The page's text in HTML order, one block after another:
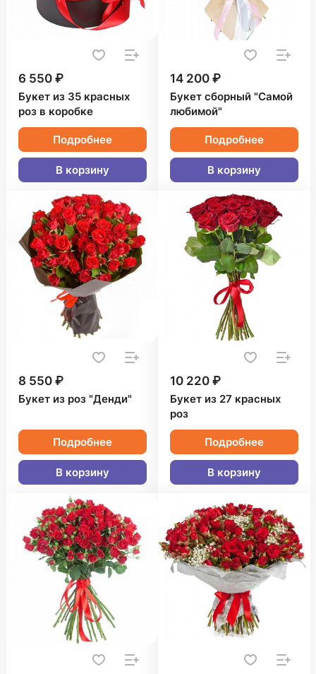
6 550 ₽
Букет из 35 красных
роз в коробке
Подробнее
В корзину
14 200 ₽
Букет сборный "Самой
любимой"
Подробнее
В корзину
8 550 ₽
Букет из роз "Денди"
Подробнее
В корзину
10 220 ₽
Букет из 27 красных
роз
Подробнее
В корзину